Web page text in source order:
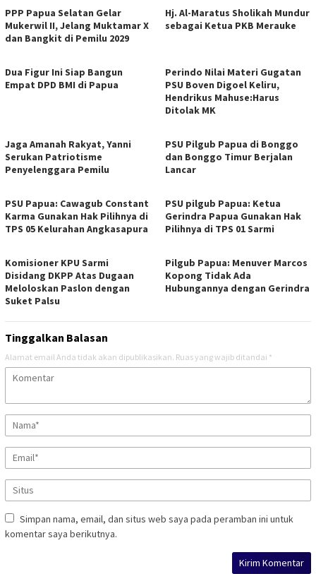
PPP Papua Selatan Gelar
Mukerwil II, Jelang Muktamar X
dan Bangkit di Pemilu 2029
Hj. Al-Maratus Sholikah Mundur
sebagai Ketua PKB Merauke
Dua Figur Ini Siap Bangun
Empat DPD BMI di Papua
Perindo Nilai Materi Gugatan
PSU Boven Digoel Keliru,
Hendrikus Mahuse:Harus
Ditolak MK
Jaga Amanah Rakyat, Yanni
Serukan Patriotisme
Penyelenggara Pemilu
PSU Pilgub Papua di Bonggo
dan Bonggo Timur Berjalan
Lancar
PSU Papua: Cawagub Constant
Karma Gunakan Hak Pilihnya di
TPS 05 Kelurahan Angkasapura
PSU pilgub Papua: Ketua
Gerindra Papua Gunakan Hak
Pilihnya di TPS 01 Sarmi
Komisioner KPU Sarmi
Disidang DKPP Atas Dugaan
Meloloskan Paslon dengan
Suket Palsu
Pilgub Papua: Menuver Marcos
Kopong Tidak Ada
Hubungannya dengan Gerindra
Tinggalkan Balasan
Alamat email Anda tidak akan dipublikasikan. Ruas yang wajib ditandai *
Simpan nama, email, dan situs web saya pada peramban ini untuk
komentar saya berikutnya.